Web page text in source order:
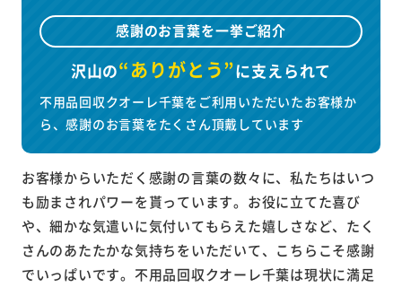
感謝のお言葉を一挙ご紹介
沢山の“ありがとう”に支えられて
不用品回収クオーレ千葉をご利用いただいたお客様か
ら、感謝のお言葉をたくさん頂戴しています
お客様からいただく感謝の言葉の数々に、私たちはいつ
も励まされパワーを貰っています。お役に立てた喜び
や、細かな気遣いに気付いてもらえた嬉しさなど、たく
さんのあたたかな気持ちをいただいて、こちらこそ感謝
でいっぱいです。不用品回収クオーレ千葉は現状に満足